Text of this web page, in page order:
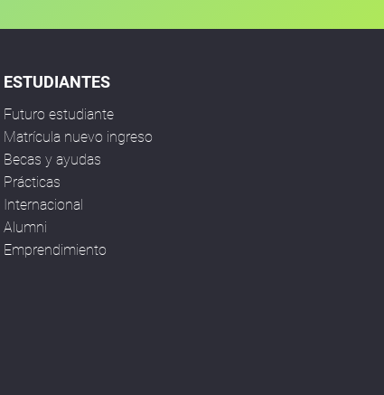
ESTUDIANTES
Futuro estudiante
Matrícula nuevo ingreso
Becas y ayudas
Prácticas
Internacional
Alumni
Emprendimiento